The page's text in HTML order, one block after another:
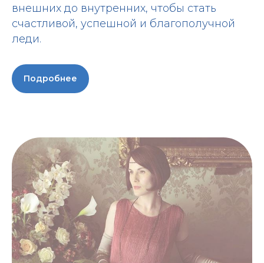
внешних до внутренних, чтобы стать
счастливой, успешной и благополучной
леди.
Подробнее